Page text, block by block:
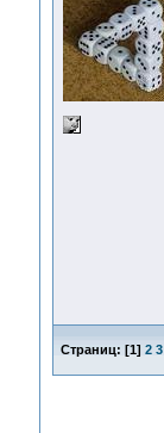
Страниц: [1] 2 3